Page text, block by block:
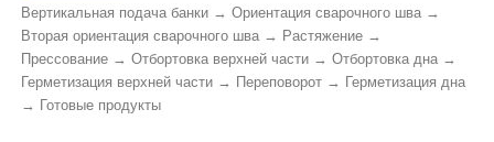
Вертикальная подача банки → Ориентация сварочного шва →
Вторая ориентация сварочного шва → Растяжение →
Прессование → Отбортовка верхней части → Отбортовка дна →
Герметизация верхней части → Переповорот → Герметизация дна
→ Готовые продукты